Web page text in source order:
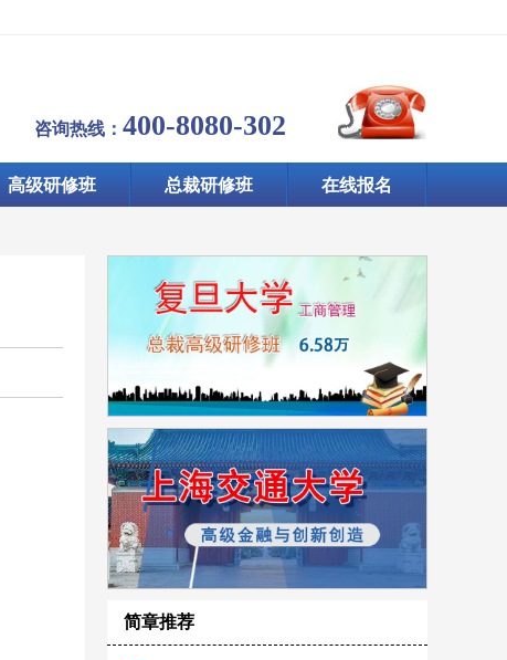
咨询热线： 400-8080-302
高级研修班 总裁研修班 在线报名
简章推荐